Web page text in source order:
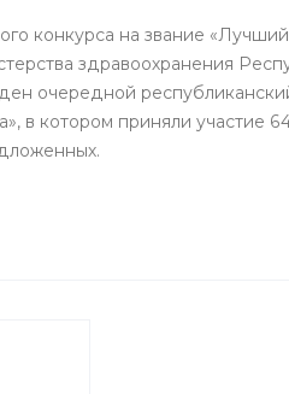
конкурса на звание
здравоохранения
очередной
в котором приняли участие